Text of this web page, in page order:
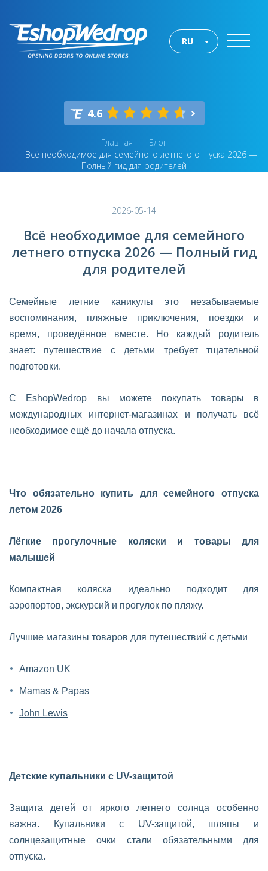
RU
4.6
Главная
Блог
Всё необходимое для семейного летнего отпуска 2026 —
Полный гид для родителей
2026-05-14
Всё необходимое для семейного
летнего отпуска 2026 — Полный гид
для родителей
Семейные летние каникулы это незабываемые
воспоминания, пляжные приключения, поездки и
время, проведённое вместе. Но каждый родитель
знает: путешествие с детьми требует тщательной
подготовки.
С EshopWedrop вы можете покупать товары в
международных интернет-магазинах и получать всё
необходимое ещё до начала отпуска.
Что обязательно купить для семейного отпуска
летом 2026
Лёгкие прогулочные коляски и товары для
малышей
Компактная коляска идеально подходит для
аэропортов, экскурсий и прогулок по пляжу.
Лучшие магазины товаров для путешествий с детьми
Amazon UK
Mamas & Papas
John Lewis
Детские купальники с UV-защитой
Защита детей от яркого летнего солнца особенно
важна. Купальники с UV-защитой, шляпы и
солнцезащитные очки стали обязательными для
отпуска.